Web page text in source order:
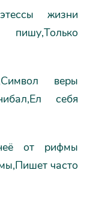
жизни
веры
себя
от рифмы
часто